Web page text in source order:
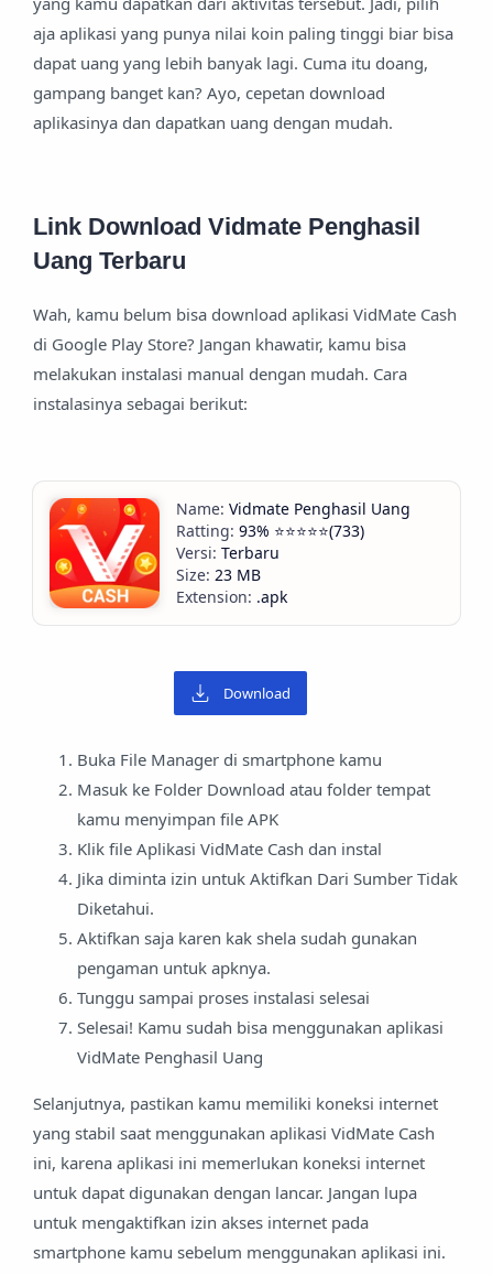
aja aplikasi yang punya nilai koin paling tinggi biar bisa
dapat uang yang lebih banyak lagi. Cuma itu doang,
gampang banget kan? Ayo, cepetan download
aplikasinya dan dapatkan uang dengan mudah.
Link Download Vidmate Penghasil
Uang Terbaru
Wah, kamu belum bisa download aplikasi VidMate Cash
di Google Play Store? Jangan khawatir, kamu bisa
melakukan instalasi manual dengan mudah. Cara
instalasinya sebagai berikut:
Vidmate Penghasil Uang
93% ⭐️⭐️⭐️⭐️⭐️(733)
Terbaru
23 MB
.apk
Download
Buka File Manager di smartphone kamu
Masuk ke Folder Download atau folder tempat
kamu menyimpan file APK
Klik file Aplikasi VidMate Cash dan instal
Jika diminta izin untuk Aktifkan Dari Sumber Tidak
Diketahui.
Aktifkan saja karen kak shela sudah gunakan
pengaman untuk apknya.
Tunggu sampai proses instalasi selesai
Selesai! Kamu sudah bisa menggunakan aplikasi
VidMate Penghasil Uang
Selanjutnya, pastikan kamu memiliki koneksi internet
yang stabil saat menggunakan aplikasi VidMate Cash
ini, karena aplikasi ini memerlukan koneksi internet
untuk dapat digunakan dengan lancar. Jangan lupa
untuk mengaktifkan izin akses internet pada
smartphone kamu sebelum menggunakan aplikasi ini.